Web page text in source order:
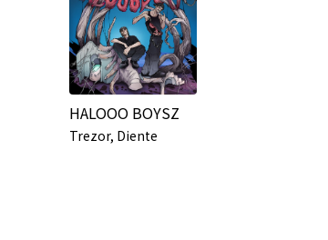
HALOOO BOYSZ
Trezor, Diente